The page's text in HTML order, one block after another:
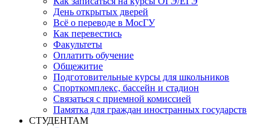
День открытых дверей
Всё о переводе в МосГУ
Как перевестись
Факультеты
Оплатить обучение
Общежитие
Подготовительные курсы для школьников
Спорткомплекс, бассейн и стадион
Связаться с приемной комиссией
Памятка для граждан иностранных государств
СТУДЕНТАМ